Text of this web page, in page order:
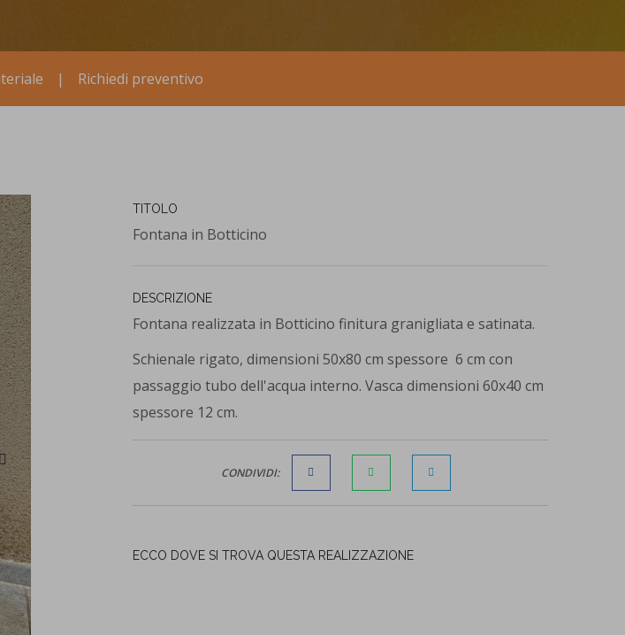
| Richiedi preventivo
TITOLO
Fontana in Botticino
DESCRIZIONE
Fontana realizzata in Botticino finitura granigliata e satinata.
Schienale rigato, dimensioni 50x80 cm spessore 6 cm con
passaggio tubo dell'acqua interno. Vasca dimensioni 60x40 cm
spessore 12 cm.
CONDIVIDI:
ECCO DOVE SI TROVA QUESTA REALIZZAZIONE